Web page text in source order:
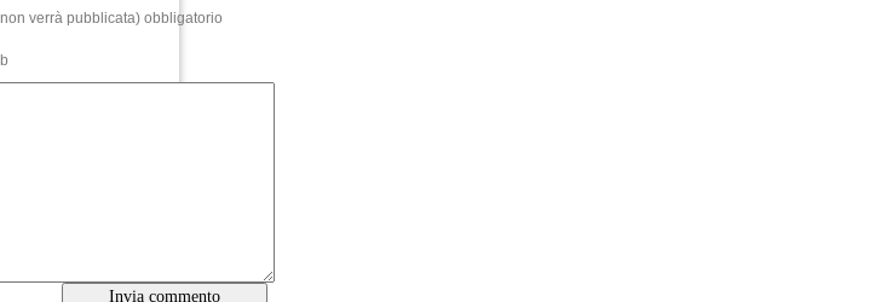
verrà pubblicata) obbligatorio